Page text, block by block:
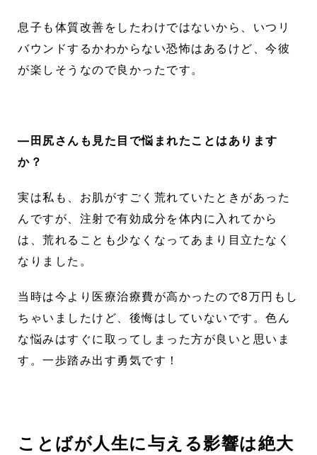
息子も体質改善をしたわけではないから、いつリ
バウンドするかわからない恐怖はあるけど、今彼
が楽しそうなので良かったです。
―田尻さんも見た目で悩まれたことはあります
か？
実は私も、お肌がすごく荒れていたときがあった
んですが、注射で有効成分を体内に入れてから
は、荒れることも少なくなってあまり目立たなく
なりました。
当時は今より医療治療費が高かったので8万円もし
ちゃいましたけど、後悔はしていないです。色ん
な悩みはすぐに取ってしまった方が良いと思いま
す。一歩踏み出す勇気です！
ことばが人生に与える影響は絶大